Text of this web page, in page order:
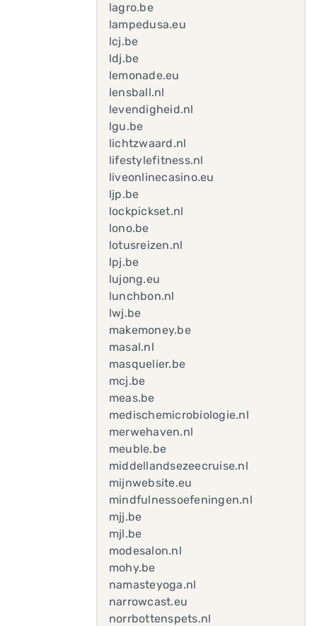
lagro.be
lampedusa.eu
lcj.be
ldj.be
lemonade.eu
lensball.nl
levendigheid.nl
lgu.be
lichtzwaard.nl
lifestylefitness.nl
liveonlinecasino.eu
ljp.be
lockpickset.nl
lono.be
lotusreizen.nl
lpj.be
lujong.eu
lunchbon.nl
lwj.be
makemoney.be
masal.nl
masquelier.be
mcj.be
meas.be
medischemicrobiologie.nl
merwehaven.nl
meuble.be
middellandsezeecruise.nl
mijnwebsite.eu
mindfulnessoefeningen.nl
mjj.be
mjl.be
modesalon.nl
mohy.be
namasteyoga.nl
narrowcast.eu
norrbottenspets.nl